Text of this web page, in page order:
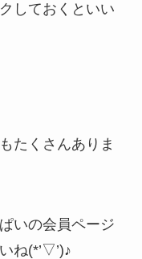
しておくといい
たくさんありま
いの会員ページ
ね(*’▽’)♪